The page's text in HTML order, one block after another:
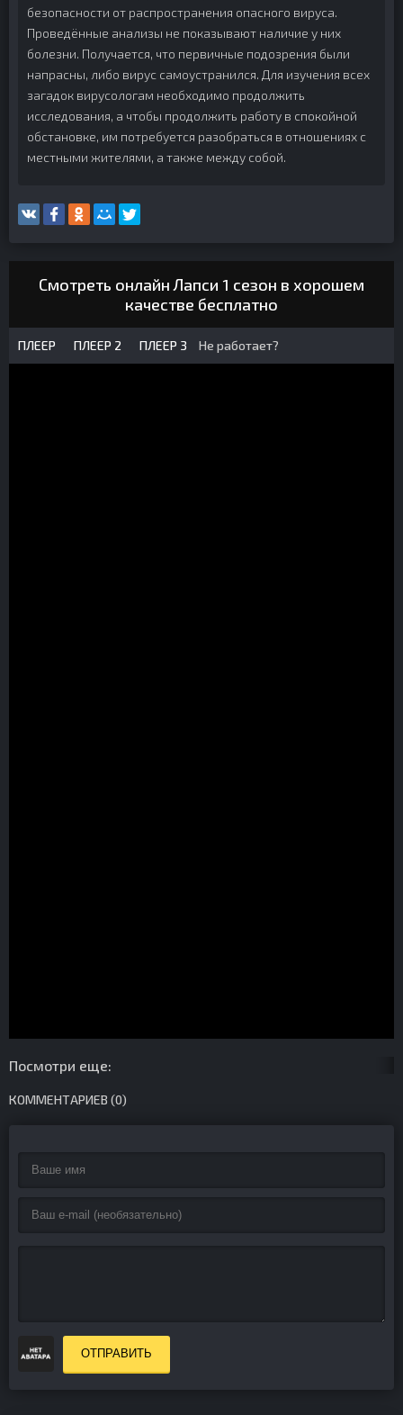
безопасности от распространения опасного вируса.
Проведённые анализы не показывают наличие у них
болезни. Получается, что первичные подозрения были
напрасны, либо вирус самоустранился. Для изучения всех
загадок вирусологам необходимо продолжить
исследования, а чтобы продолжить работу в спокойной
обстановке, им потребуется разобраться в отношениях с
местными жителями, а также между собой.
Смотреть онлайн Лапси 1 сезон в хорошем
качестве бесплатно
ПЛЕЕР ПЛЕЕР 2 ПЛЕЕР 3 Не работает?
Посмотри еще:
КОММЕНТАРИЕВ (0)
ОТПРАВИТЬ